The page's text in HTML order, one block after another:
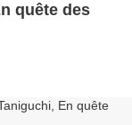
quête des